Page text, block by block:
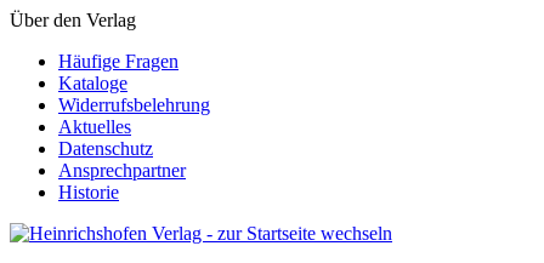
Über den Verlag
Häufige Fragen
Kataloge
Widerrufsbelehrung
Aktuelles
Datenschutz
Ansprechpartner
Historie